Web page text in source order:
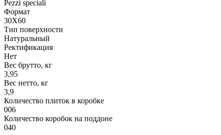
Pezzi speciali
Формат
30X60
Тип поверхности
Натуральный
Ректификация
Нет
Вес брутто, кг
3,95
Вес нетто, кг
3,9
Количество плиток в коробке
006
Количество коробок на поддоне
040